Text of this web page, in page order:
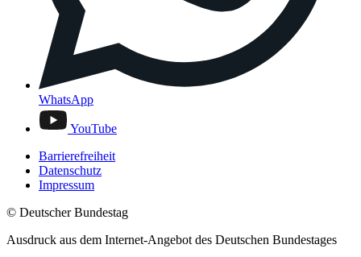
WhatsApp
YouTube
Barrierefreiheit
Datenschutz
Impressum
© Deutscher Bundestag
Ausdruck aus dem Internet-Angebot des Deutschen Bundestages